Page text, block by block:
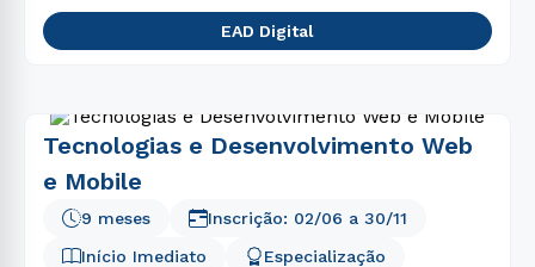
EAD Digital
Tecnologias e Desenvolvimento Web
e Mobile
Início Imediato Especialização
9 meses Inscrição: 02/06 a 30/11